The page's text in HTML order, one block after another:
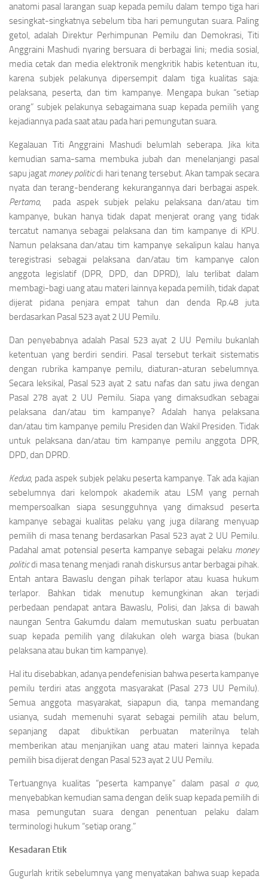
anatomi pasal larangan suap kepada pemilu dalam tempo tiga hari
sesingkat-singkatnya sebelum tiba hari pemungutan suara. Paling
getol, adalah Direktur Perhimpunan Pemilu dan Demokrasi, Titi
Anggraini Mashudi nyaring bersuara di berbagai lini; media sosial,
media cetak dan media elektronik mengkritik habis ketentuan itu,
karena subjek pelakunya dipersempit dalam tiga kualitas saja:
pelaksana, peserta, dan tim kampanye. Mengapa bukan “setiap
orang” subjek pelakunya sebagaimana suap kepada pemilih yang
kejadiannya pada saat atau pada hari pemungutan suara.
Kegalauan Titi Anggraini Mashudi belumlah seberapa. Jika kita
kemudian sama-sama membuka jubah dan menelanjangi pasal
sapu jagat money politicdi hari tenang tersebut. Akan tampak secara
nyata dan terang-benderang kekurangannya dari berbagai aspek.
Pertama, pada aspek subjek pelaku pelaksana dan/atau tim
kampanye, bukan hanya tidak dapat menjerat orang yang tidak
tercatut namanya sebagai pelaksana dan tim kampanye di KPU.
Namun pelaksana dan/atau tim kampanye sekalipun kalau hanya
teregistrasi sebagai pelaksana dan/atau tim kampanye calon
anggota legislatif (DPR, DPD, dan DPRD), lalu terlibat dalam
membagi-bagi uang atau materi lainnya kepada pemilih, tidak dapat
dijerat pidana penjara empat tahun dan denda Rp.48 juta
berdasarkan Pasal 523 ayat 2 UU Pemilu.
Dan penyebabnya adalah Pasal 523 ayat 2 UU Pemilu bukanlah
ketentuan yang berdiri sendiri. Pasal tersebut terkait sistematis
dengan rubrika kampanye pemilu, diaturan-aturan sebelumnya.
Secara leksikal, Pasal 523 ayat 2 satu nafas dan satu jiwa dengan
Pasal 278 ayat 2 UU Pemilu. Siapa yang dimaksudkan sebagai
pelaksana dan/atau tim kampanye? Adalah hanya pelaksana
dan/atau tim kampanye pemilu Presiden dan Wakil Presiden. Tidak
untuk pelaksana dan/atau tim kampanye pemilu anggota DPR,
DPD, dan DPRD.
Kedua, pada aspek subjek pelaku peserta kampanye. Tak ada kajian
sebelumnya dari kelompok akademik atau LSM yang pernah
mempersoalkan siapa sesungguhnya yang dimaksud peserta
kampanye sebagai kualitas pelaku yang juga dilarang menyuap
pemilih di masa tenang berdasarkan Pasal 523 ayat 2 UU Pemilu.
Padahal amat potensial peserta kampanye sebagai pelaku money
politicdi masa tenang menjadi ranah diskursus antar berbagai pihak.
Entah antara Bawaslu dengan pihak terlapor atau kuasa hukum
terlapor. Bahkan tidak menutup kemungkinan akan terjadi
perbedaan pendapat antara Bawaslu, Polisi, dan Jaksa di bawah
naungan Sentra Gakumdu dalam memutuskan suatu perbuatan
suap kepada pemilih yang dilakukan oleh warga biasa (bukan
pelaksana atau bukan tim kampanye).
Hal itu disebabkan, adanya pendefenisian bahwa peserta kampanye
pemilu terdiri atas anggota masyarakat (Pasal 273 UU Pemilu).
Semua anggota masyarakat, siapapun dia, tanpa memandang
usianya, sudah memenuhi syarat sebagai pemilih atau belum,
sepanjang dapat dibuktikan perbuatan materilnya telah
memberikan atau menjanjikan uang atau materi lainnya kepada
pemilih bisa dijerat dengan Pasal 523 ayat 2 UU Pemilu.
Tertuangnya kualitas “peserta kampanye” dalam pasal a quo,
menyebabkan kemudian sama dengan delik suap kepada pemilih di
masa pemungutan suara dengan penentuan pelaku dalam
terminologi hukum “setiap orang.”
Kesadaran Etik
Gugurlah kritik sebelumnya yang menyatakan bahwa suap kepada